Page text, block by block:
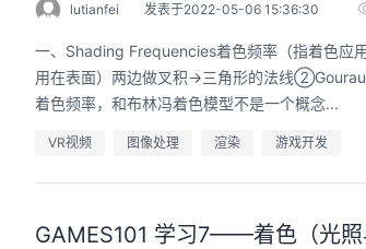
lutianfei 发表于2022-05-06 15:36:30
一、Shading Frequencies着色频率（指着色
用在表面）两边做叉积→三角形的法线
着色频率，和布林冯着色模型不是一个概念...
VR视频 图像处理 渲染 游戏开发
GAMES101 学习7——着色（光照